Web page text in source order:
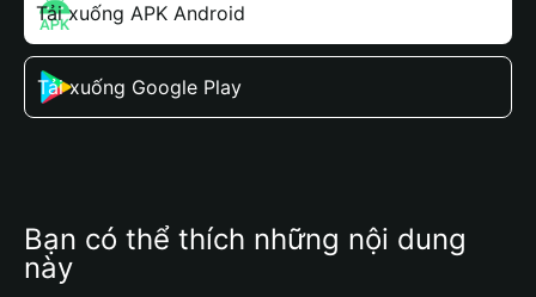
Tải xuống APK Android
Tải xuống Google Play
Bạn có thể thích những nội dung
này